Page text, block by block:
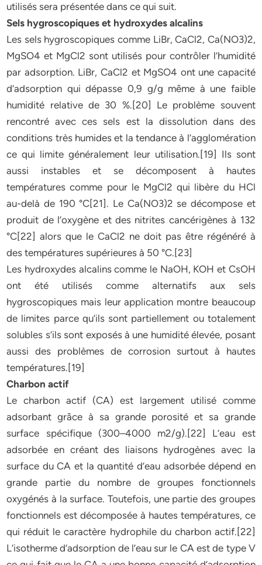
utilisés sera présentée dans ce qui suit.
Sels hygroscopiques et hydroxydes alcalins
Les sels hygroscopiques comme LiBr, CaCl2, Ca(NO3)2,
MgSO4 et MgCl2 sont utilisés pour contrôler l’humidité
par adsorption. LiBr, CaCl2 et MgSO4 ont une capacité
d’adsorption qui dépasse 0,9 g/g même à une faible
humidité relative de 30 %.[20] Le problème souvent
rencontré avec ces sels est la dissolution dans des
conditions très humides et la tendance à l’agglomération
ce qui limite généralement leur utilisation.[19] Ils sont
aussi instables et se décomposent à hautes
températures comme pour le MgCl2 qui libère du HCl
au-delà de 190 °C[21]. Le Ca(NO3)2 se décompose et
produit de l’oxygène et des nitrites cancérigènes à 132
°C[22] alors que le CaCl2 ne doit pas être régénéré à
des températures supérieures à 50 °C.[23]
Les hydroxydes alcalins comme le NaOH, KOH et CsOH
ont été utilisés comme alternatifs aux sels
hygroscopiques mais leur application montre beaucoup
de limites parce qu’ils sont partiellement ou totalement
solubles s’ils sont exposés à une humidité élevée, posant
aussi des problèmes de corrosion surtout à hautes
températures.[19]
Charbon actif
Le charbon actif (CA) est largement utilisé comme
adsorbant grâce à sa grande porosité et sa grande
surface spécifique (300–4000 m2/g).[22] L’eau est
adsorbée en créant des liaisons hydrogènes avec la
surface du CA et la quantité d’eau adsorbée dépend en
grande partie du nombre de groupes fonctionnels
oxygénés à la surface. Toutefois, une partie des groupes
fonctionnels est décomposée à hautes températures, ce
qui réduit le caractère hydrophile du charbon actif.[22]
L’isotherme d’adsorption de l’eau sur le CA est de type V